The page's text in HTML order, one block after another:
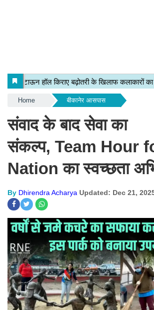
Home बीकानेर आसपास
संवाद के बाद सेवा का
संकल्प, Team Hour
Nation का स्वच्छता
By Dhirendra Acharya Updated: Dec 21,